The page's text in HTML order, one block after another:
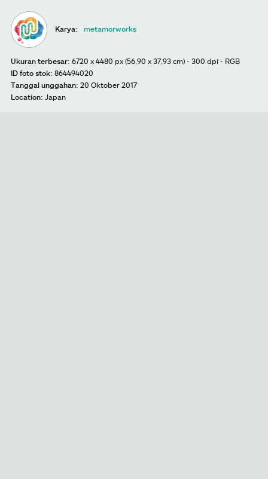
Karya: metamorworks
Ukuran terbesar: 6720 x 4480 px (56,90 x 37,93 cm) - 300 dpi - RGB
ID foto stok: 864494020
Tanggal unggahan: 20 Oktober 2017
Location: Japan